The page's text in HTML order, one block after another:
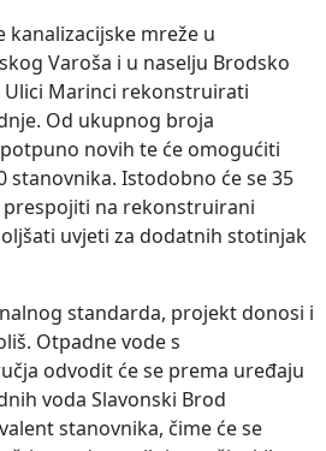
mreže u
Varoša i u naselju Brodsko
Ulici Marinci rekonstruirati
Od ukupnog broja
novih te će omogućiti
stanovnika. Istodobno će se 35
na rekonstruirani
uvjeti za dodatnih stotinjak
standarda, projekt donosi i
Otpadne vode s
odvodit će se prema uređaju
voda Slavonski Brod
stanovnika, čime će se